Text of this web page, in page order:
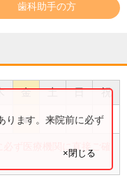
歯科助手の方
金 土 日 祝
● ●
ず医療機関に直接ご確
ります。来院前に必ず
×閉じる